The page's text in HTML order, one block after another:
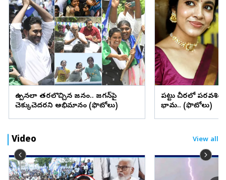
ఉప్పెనలా తరలొచ్చిన జనం.. జగన్‌పై
చెక్కుచెదరని అభిమానం (ఫొటోలు)
పట్టు చీరలో
భామ.. (ఫొటోలు)
Video View all